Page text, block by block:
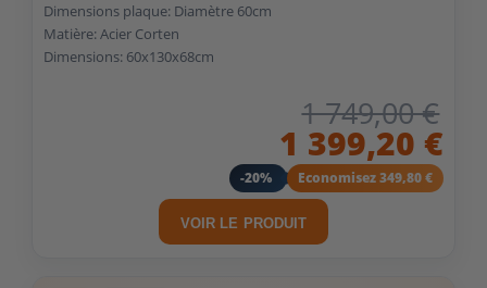
Dimensions plaque: Diamètre 60cm
Matière: Acier Corten
Dimensions: 60x130x68cm
1 749,00 €
1 399,20 €
-20% Economisez 349,80 €
VOIR LE PRODUIT